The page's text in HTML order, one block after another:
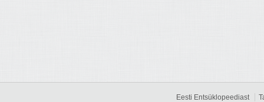
Eesti Entsüklopeediast